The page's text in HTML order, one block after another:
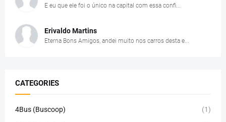
E eu que ele foi o único na capital com essa confi...
Erivaldo Martins
Eterna Bons Amigos, andei muito nos carros desta e...
CATEGORIES
4Bus (Buscoop) (1)